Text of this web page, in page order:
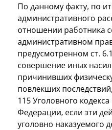
По данному факту, по
административного
отношении работника
административном
предусмотренном ст.
совершение иных
причинивших
повлекших
115 Уголовного
Федерации, если эти
уголовно наказуемого